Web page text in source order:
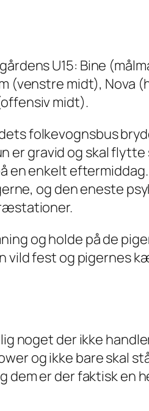
U15: Bine
(venstre midt), Nova
midt).
folkevognsbus
gravid og skal flytte
en enkelt
og den eneste
og holde på de
vild fest og pigernes
noget der ikke
og ikke bare skal
dem er der faktisk en